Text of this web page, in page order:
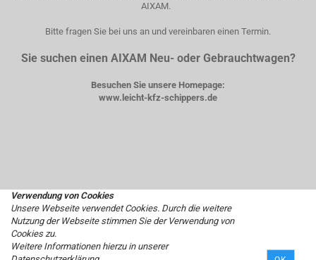
Verwendung von Cookies
Unsere Webseite verwendet Cookies. Durch die weitere
Nutzung der Webseite stimmen Sie der Verwendung von
Cookies zu.
Weitere Informationen hierzu in unserer
AIXAM.
Bitte fragen Sie bei uns an und vereinbaren einen Termin.
Sie suchen einen AIXAM Neu- oder Gebrauchtwagen?
Besuchen Sie unsere Homepage:
www.leicht-kfz-schippers.de